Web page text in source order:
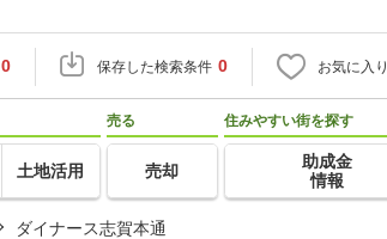
0 保存した検索条件 0 お気に入り
土地活用
売る
売却
住みやすい街を探す
助成金
情報
ダイナース志賀本通